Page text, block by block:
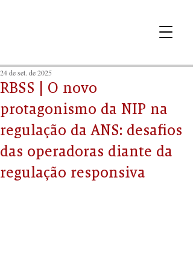
RBSS | O novo
protagonismo da NIP na
regulação da ANS: desafios
das operadoras diante da
regulação responsiva
24 de set. de 2025